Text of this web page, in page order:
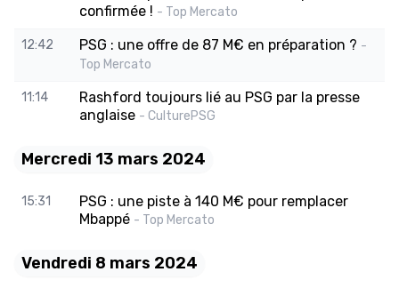
confirmée ! - Top Mercato
12:42 PSG : une offre de 87 M€ en préparation ? -
Top Mercato
11:14
Rashford toujours lié au PSG par la presse
anglaise - CulturePSG
Mercredi 13 mars 2024
15:31
PSG : une piste à 140 M€ pour remplacer
Mbappé - Top Mercato
Vendredi 8 mars 2024